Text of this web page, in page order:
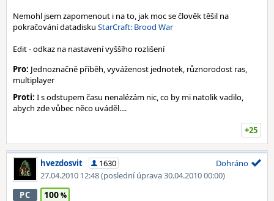
Nemohl jsem zapomenout i na to, jak moc se člověk těšil na
pokračování datadisku StarCraft: Brood War
Edit - odkaz na nastavení vyššího rozlišení
Pro: Jednoznačně příběh, vyváženost jednotek, různorodost ras,
multiplayer
Proti: I s odstupem času nenalézám nic, co by mi natolik vadilo,
abych zde vůbec něco uváděl....
+25
hvezdosvit
1630
27.04.2010 12:48(poslední úprava 30.04.2010 00:00)
Dohráno
PC 100